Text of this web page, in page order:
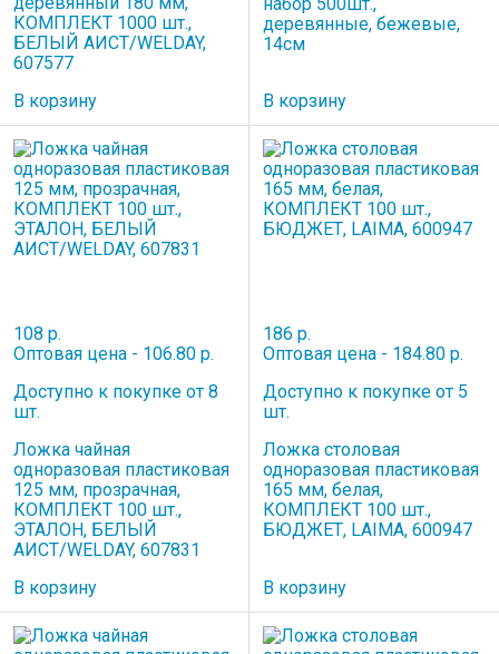
КОМПЛЕКТ 1000 шт.,
БЕЛЫЙ АИСТ/WELDAY,
607577
В корзину
деревянные, бежевые,
14см
В корзину
108 р.
Оптовая цена - 106.80 р.
Доступно к покупке от 8
шт.
Ложка чайная
одноразовая пластиковая
125 мм, прозрачная,
КОМПЛЕКТ 100 шт.,
ЭТАЛОН, БЕЛЫЙ
АИСТ/WELDAY, 607831
В корзину
186 р.
Оптовая цена - 184.80 р.
Доступно к покупке от 5
шт.
Ложка столовая
одноразовая пластиковая
165 мм, белая,
КОМПЛЕКТ 100 шт.,
БЮДЖЕТ, LAIMA, 600947
В корзину